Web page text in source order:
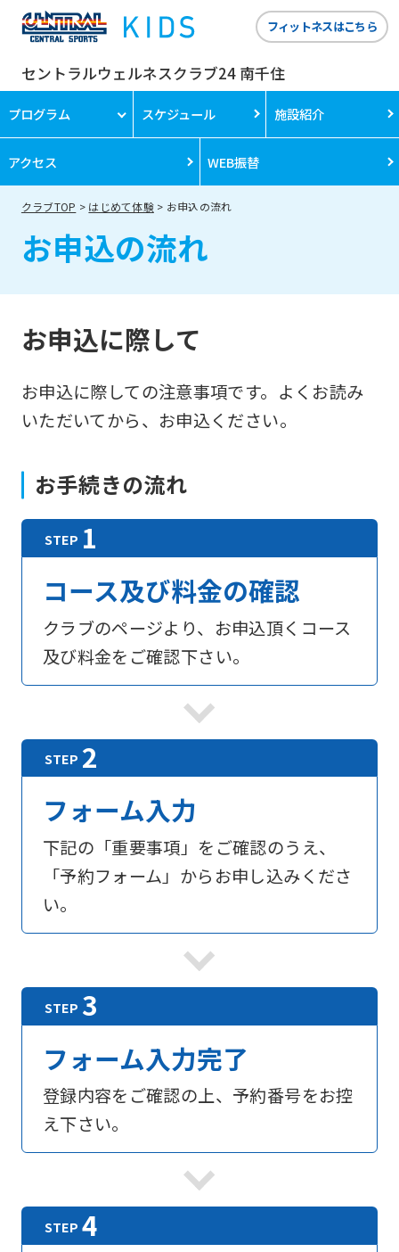
セントラルウェルネスクラブ24 南千住
フィットネスはこちら
プログラム スケジュール 施設紹介
アクセス WEB振替
クラブTOP はじめて体験 お申込の流れ
お申込の流れ
お申込に際して
お申込に際しての注意事項です。よくお読み
いただいてから、お申込ください。
お手続きの流れ
コース及び料金の確認
クラブのページより、お申込頂くコース
及び料金をご確認下さい。
フォーム入力
下記の「重要事項」をご確認のうえ、
「予約フォーム」からお申し込みくださ
い。
フォーム入力完了
登録内容をご確認の上、予約番号をお控
え下さい。